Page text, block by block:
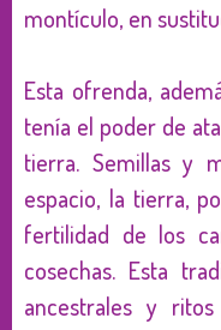
montículo, en
Esta ofrenda,
tenía el poder de
tierra. Semillas y
espacio, la tierra,
fertilidad de los
cosechas. Esta
ancestrales y